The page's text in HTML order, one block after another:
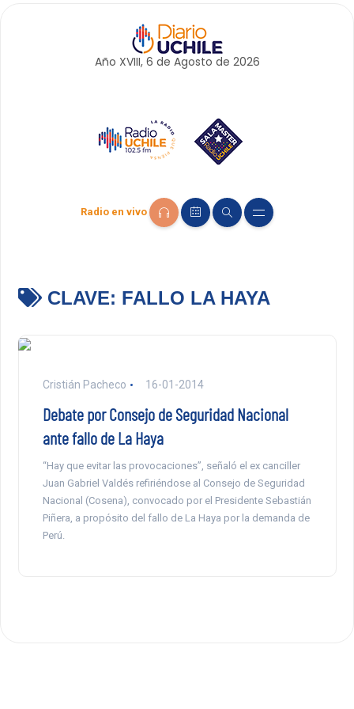
Año XVIII, 6 de Agosto de 2026
Radio en vivo
CLAVE: FALLO LA HAYA
Cristián Pacheco 16-01-2014
Debate por Consejo de Seguridad Nacional
ante fallo de La Haya
“Hay que evitar las provocaciones”, señaló el ex canciller
Juan Gabriel Valdés refiriéndose al Consejo de Seguridad
Nacional (Cosena), convocado por el Presidente Sebastián
Piñera, a propósito del fallo de La Haya por la demanda de
Perú.